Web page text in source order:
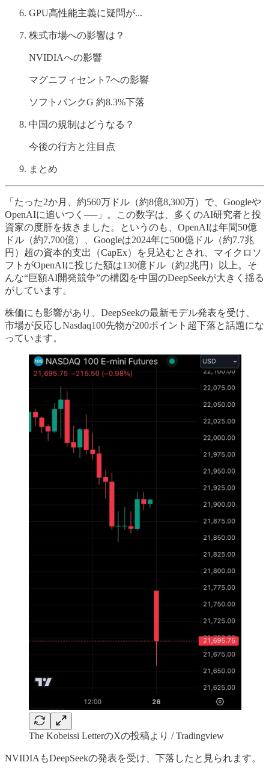
GPU高性能主義に疑問が...
株式市場への影響は？
NVIDIAへの影響
マグニフィセント7への影響
ソフトバンクG 約8.3%下落
中国の規制はどうなる？
今後の行方と注目点
まとめ
「たった2か月、約560万ドル（約8億8,300万）で、Googleや
OpenAIに追いつく──」。この数字は、多くのAI研究者と投
資家の度肝を抜きました。というのも、OpenAIは年間50億
ドル（約7,700億）、Googleは2024年に500億ドル（約7.7兆
円）超の資本的支出（CapEx）を見込むとされ、マイクロソ
フトがOpenAIに投じた額は130億ドル（約2兆円）以上。そ
んな“巨額AI開発競争”の構図を中国のDeepSeekが大きく揺る
がしています。
株価にも影響があり、DeepSeekの最新モデル発表を受け、
市場が反応しNasdaq100先物が200ポイント超下落と話題にな
っています。
The Kobeissi LetterのXの投稿より / Tradingview
NVIDIAもDeepSeekの発表を受け、下落したと見られます。